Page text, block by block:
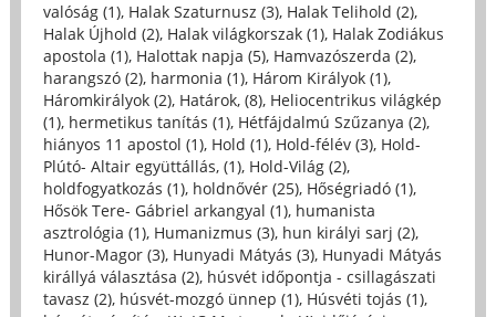
valóság (1), Halak Szaturnusz (3), Halak Telihold (2),
Halak Újhold (2), Halak világkorszak (1), Halak Zodiákus
apostola (1), Halottak napja (5), Hamvazószerda (2),
harangszó (2), harmonia (1), Három Királyok (1),
Háromkirályok (2), Határok, (8), Heliocentrikus világkép
(1), hermetikus tanítás (1), Hétfájdalmú Szűzanya (2),
hiányos 11 apostol (1), Hold (1), Hold-félév (3), Hold-
Plútó- Altair együttállás, (1), Hold-Világ (2),
holdfogyatkozás (1), holdnővér (25), Hőségriadó (1),
Hősök Tere- Gábriel arkangyal (1), humanista
asztrológia (1), Humanizmus (3), hun királyi sarj (2),
Hunor-Magor (3), Hunyadi Mátyás (3), Hunyadi Mátyás
királlyá választása (2), húsvét időpontja - csillagászati
tavasz (2), húsvét-mozgó ünnep (1), Húsvéti tojás (1),